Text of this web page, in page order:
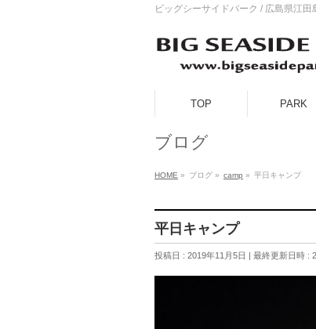
ビッグシーサイドパーク / 広島県江田
TOP PARK
ブログ
HOME » ブログ » camp » 平日キャンプ
平日キャンプ
投稿日 : 2019年11月5日 最終更新日時 :